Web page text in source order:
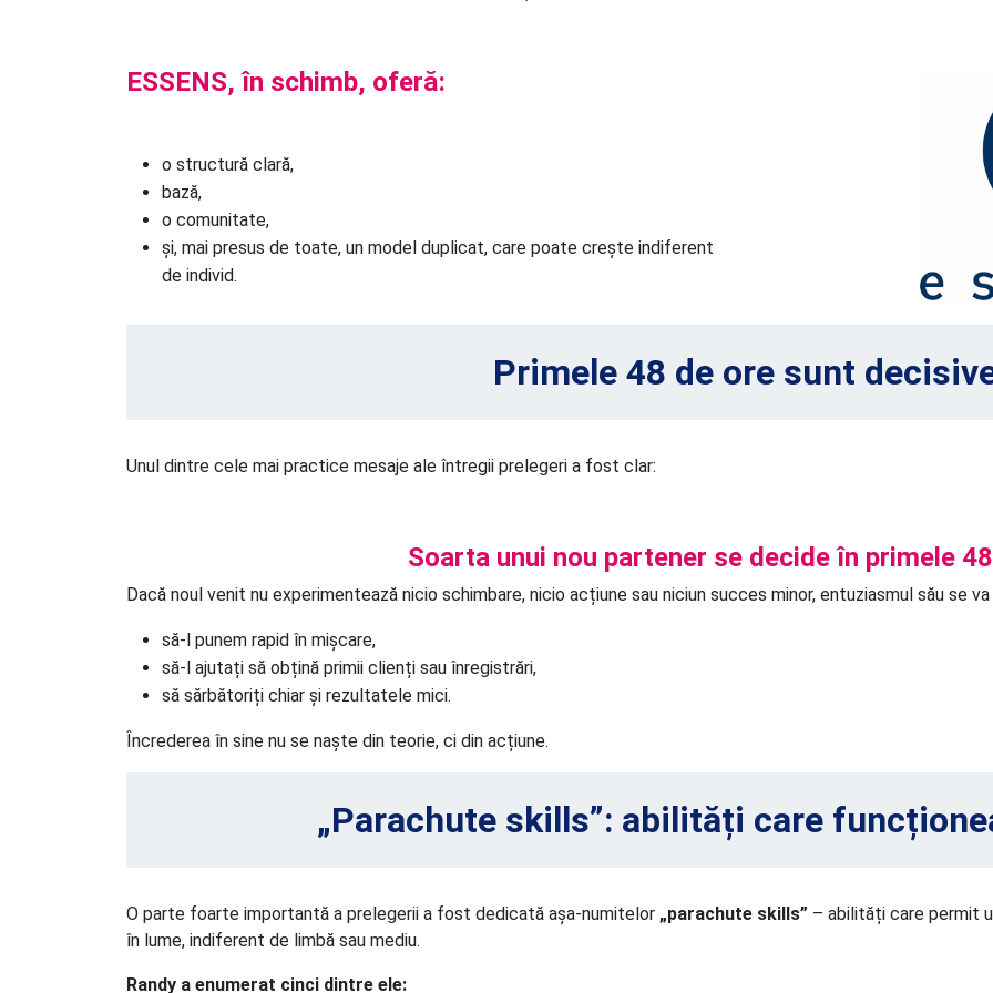
ESSENS, în schimb, oferă:
o structură clară,
bază,
o comunitate,
și, mai presus de toate, un model duplicat, care poate crește indiferent
de individ.
Primele 48 de ore sunt
Unul dintre cele mai practice mesaje ale întregii prelegeri a fost clar:
Soarta unui nou partener se decide în primele
Dacă noul venit nu experimentează nicio schimbare, nicio acțiune sau niciun succes minor, entuziasmul său se
să-l punem rapid în mișcare,
să-l ajutați să obțină primii clienți sau înregistrări,
să sărbătoriți chiar și rezultatele mici.
Încrederea în sine nu se naște din teorie, ci din acțiune.
„Parachute skills”: abilități care
O parte foarte importantă a prelegerii a fost dedicată așa-numitelor „parachute skills” – abilități care permit
în lume, indiferent de limbă sau mediu.
Randy a enumerat cinci dintre ele: